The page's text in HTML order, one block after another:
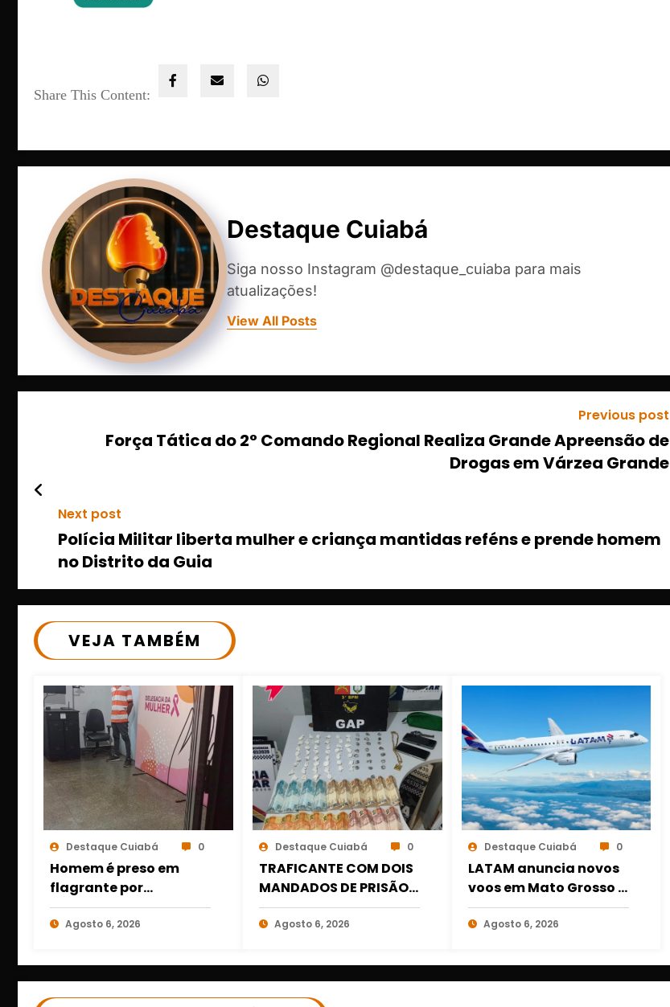
Share This Content:
Destaque Cuiabá
Siga nosso Instagram @destaque_cuiaba para mais
atualizações!
View All Posts
Previous post
Força Tática do 2° Comando Regional Realiza Grande Apreensão de
Drogas em Várzea Grande
Next post
Polícia Militar liberta mulher e criança mantidas reféns e prende homem
no Distrito da Guia
VEJA TAMBÉM
Destaque Cuiabá 0
Homem é preso em
flagrante por
descumprir medida
protetiva em Cuiabá
botão do pânico
Agosto 6, 2026
Destaque Cuiabá 0
TRAFICANTE COM DOIS
MANDADOS DE PRISÃO É
PRESO COM DROGAS E
DINHEIRO NO 1º DE
Agosto 6, 2026
Destaque Cuiabá 0
LATAM anuncia novos
voos em Mato Grosso e
amplia conexões a
partir de Cuiabá e
Agosto 6, 2026